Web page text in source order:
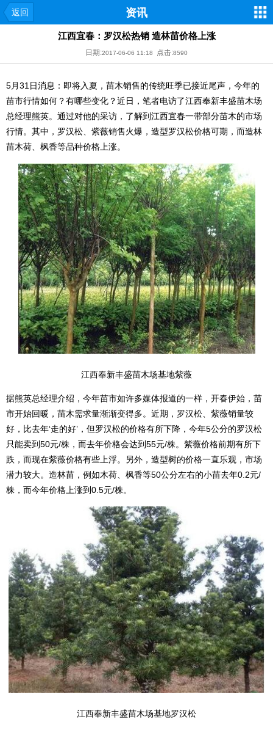
返回 资讯
江西宜春：罗汉松热销 造林苗价格上涨
日期:2017-06-06 11:18 点击:8590
5月31日消息：即将入夏，苗木销售的传统旺季已接近尾声，今年的
苗市行情如何？有哪些变化？近日，笔者电访了江西奉新丰盛苗木场
总经理熊英。通过对他的采访，了解到江西宜春一带部分苗木的市场
行情。其中，罗汉松、紫薇销售火爆，造型罗汉松价格可期，而造林
苗木荷、枫香等品种价格上涨。
江西奉新丰盛苗木场基地紫薇
据熊英总经理介绍，今年苗市如许多媒体报道的一样，开春伊始，苗
市开始回暖，苗木需求量渐渐变得多。近期，罗汉松、紫薇销量较
好，比去年‘走的好’，但罗汉松的价格有所下降，今年5公分的罗汉松
只能卖到50元/株，而去年价格会达到55元/株。紫薇价格前期有所下
跌，而现在紫薇价格有些上浮。另外，造型树的价格一直乐观，市场
潜力较大。造林苗，例如木荷、枫香等50公分左右的小苗去年0.2元/
株，而今年价格上涨到0.5元/株。
江西奉新丰盛苗木场基地罗汉松